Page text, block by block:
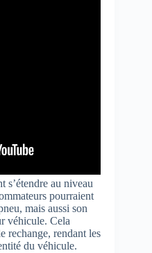
s’étendre au niveau
pourraient
mais aussi son
véhicule. Cela
rechange, rendant les
du véhicule.